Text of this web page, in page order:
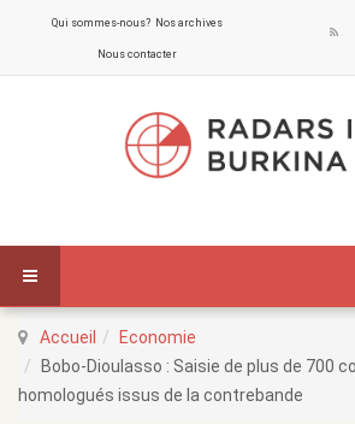
Qui sommes-nous? Nos archives
Nous contacter
Accueil
Economie
Bobo-Dioulasso : Saisie de plus de 700
homologués issus de la contrebande